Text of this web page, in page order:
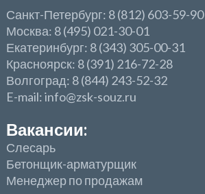
Санкт-Петербург: 8 (812) 603-59-90
Москва: 8 (495) 021-30-01
Екатеринбург: 8 (343) 305-00-31
Красноярск: 8 (391) 216-72-28
Волгоград: 8 (844) 243-52-32
E-mail: info@zsk-souz.ru
Вакансии:
Слесарь
Бетонщик-арматурщик
Менеджер по продажам